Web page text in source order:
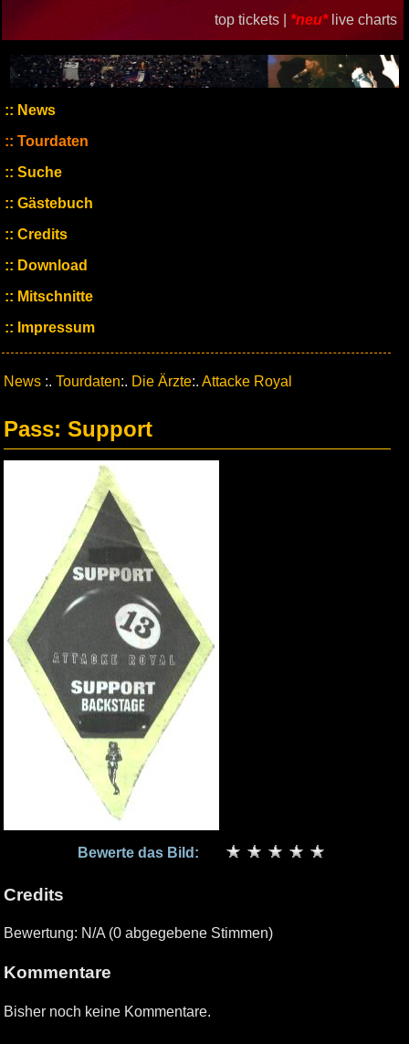
top tickets | *neu* live charts
News
Tourdaten
Suche
Gästebuch
Credits
Download
Mitschnitte
Impressum
News :. Tourdaten:. Die Ärzte:. Attacke Royal
Pass: Support
Bewerte das Bild:
Credits
Bewertung: N/A (0 abgegebene Stimmen)
Kommentare
Bisher noch keine Kommentare.